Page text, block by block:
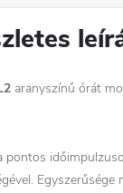
aranyszínű órát
pontos
Egyszerűsége